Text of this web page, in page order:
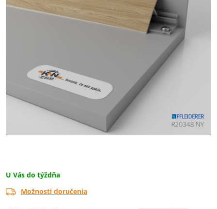
U Vás do týždňa
Možnosti doručenia